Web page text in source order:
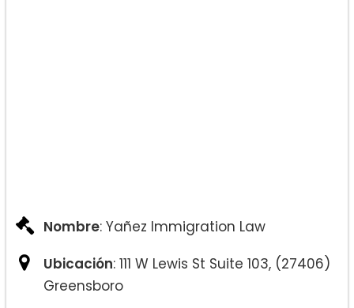
Nombre: Yañez Immigration Law
Ubicación: 111 W Lewis St Suite 103, (27406)
Greensboro